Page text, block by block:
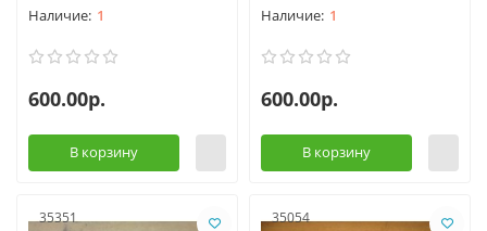
1
600.00р.
В корзину
1
600.00р.
В корзину
35351 35054